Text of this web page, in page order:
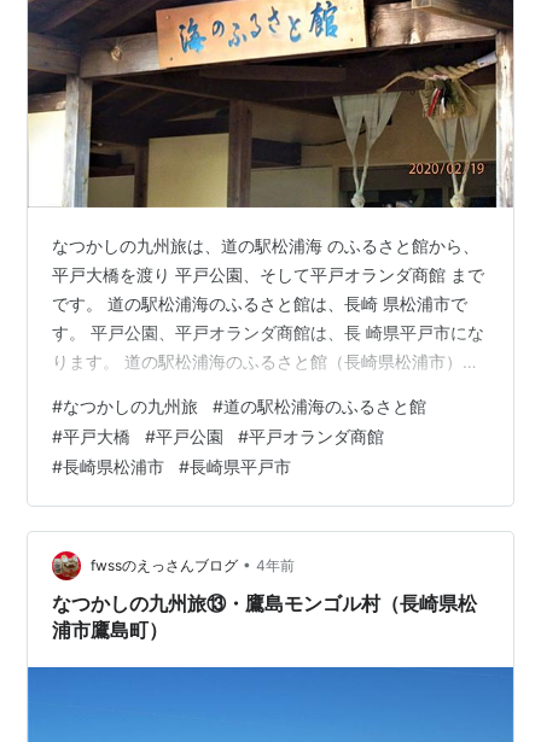
なつかしの九州旅は、道の駅松浦海 のふるさと館から、
平戸大橋を渡り 平戸公園、そして平戸オランダ商館 まで
です。 道の駅松浦海のふるさと館は、長崎 県松浦市で
す。 平戸公園、平戸オランダ商館は、長 崎県平戸市にな
ります。 道の駅松浦海のふるさと館（長崎県松浦市）
県平戸市） 2020年2月 平戸オランダ商館（長崎県平戸
市） 2020年2月
#なつかしの九州旅 #道の駅松浦海のふるさと館
#平戸大橋 #平戸公園 #平戸オランダ商館
#長崎県松浦市 #長崎県平戸市
fwssのえっさんブログ • 4年前
なつかしの九州旅⑬・鷹島モンゴル村（長崎県松
浦市鷹島町）